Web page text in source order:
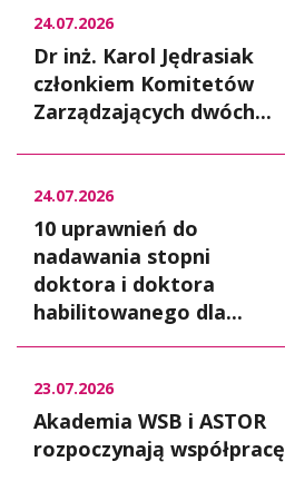
24.07.2026
Dr inż. Karol Jędrasiak
członkiem Komitetów
Zarządzających dwóch...
24.07.2026
10 uprawnień do
nadawania stopni
doktora i doktora
habilitowanego dla...
23.07.2026
Akademia WSB i ASTOR
rozpoczynają współpracę